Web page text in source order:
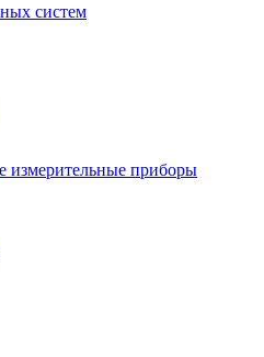
систем
приборы